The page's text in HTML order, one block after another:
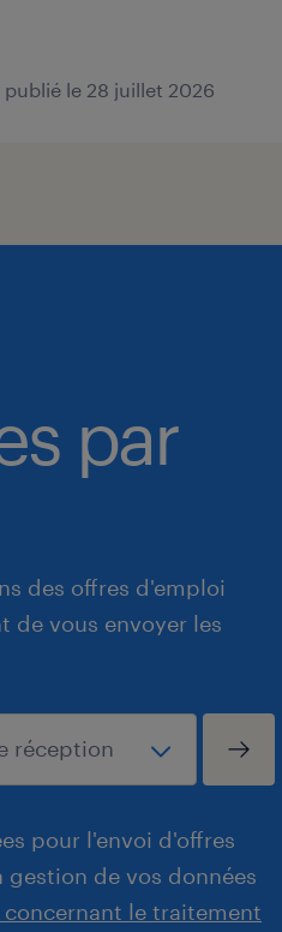
publié le 28 juillet 2026
par
des offres d'emploi
de vous envoyer les
pour l'envoi d'offres
de vos données
le traitement